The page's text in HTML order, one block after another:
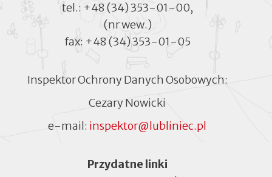
tel.: +48 (34) 353-01-00,
(nr wew.)
fax: +48 (34) 353-01-05
Inspektor Ochrony Danych Osobowych:
Cezary Nowicki
e-mail: inspektor@lubliniec.pl
MenuPrzydatne linki